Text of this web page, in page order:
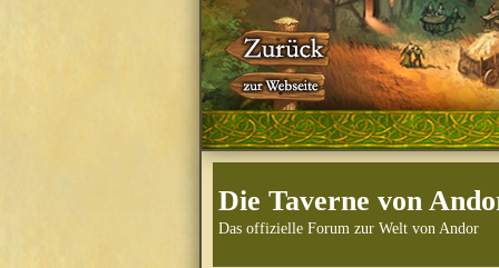
Die Taverne von
Das offizielle Forum zur Welt von Andor